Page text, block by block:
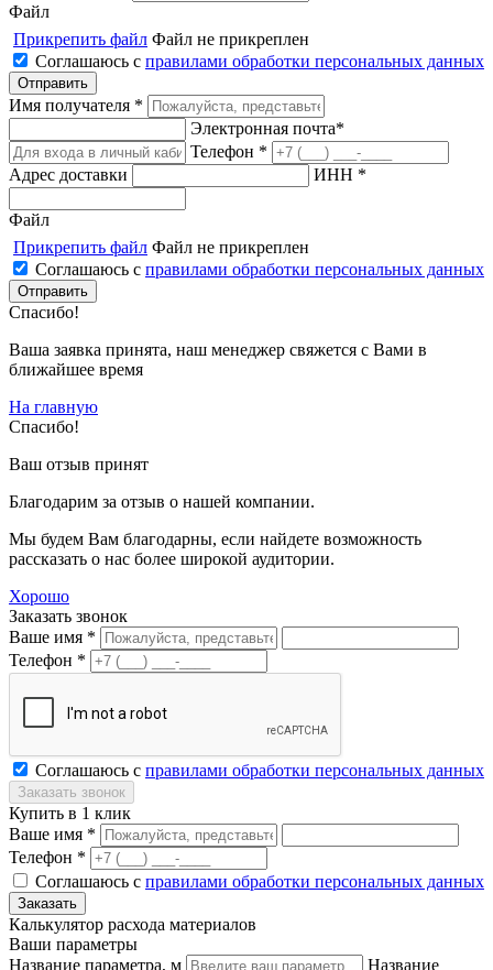
Файл
Прикрепить файл Файл не прикреплен
Соглашаюсь с правилами обработки персональных данных
Имя получателя *
Электронная почта*
Телефон *
Адрес доставки
ИНН *
Файл
Прикрепить файл Файл не прикреплен
Соглашаюсь с правилами обработки персональных данных
Спасибо!
Ваша заявка принята, наш менеджер свяжется с Вами в
ближайшее время
На главную
Спасибо!
Ваш отзыв принят
Благодарим за отзыв о нашей компании.
Мы будем Вам благодарны, если найдете возможность
рассказать о нас более широкой аудитории.
Хорошо
Заказать звонок
Ваше имя *
Телефон *
Соглашаюсь с правилами обработки персональных данных
Купить в 1 клик
Ваше имя *
Телефон *
Соглашаюсь с правилами обработки персональных данных
Калькулятор расхода материалов
Ваши параметры
Название параметра, м
Название